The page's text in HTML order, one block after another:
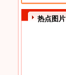
热点图片